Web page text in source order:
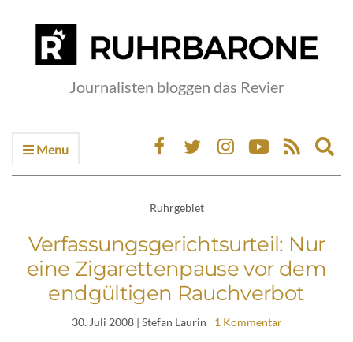
Journalisten bloggen das Revier
Menu
Ruhrgebiet
Verfassungsgerichtsurteil: Nur
eine Zigarettenpause vor dem
endgültigen Rauchverbot
30. Juli 2008| Stefan Laurin 1 Kommentar